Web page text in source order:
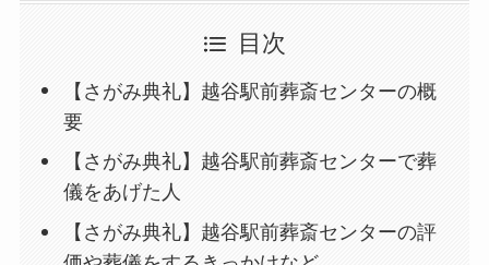
目次
【さがみ典礼】越谷駅前葬斎センターの概
要
【さがみ典礼】越谷駅前葬斎センターで葬
儀をあげた人
【さがみ典礼】越谷駅前葬斎センターの評